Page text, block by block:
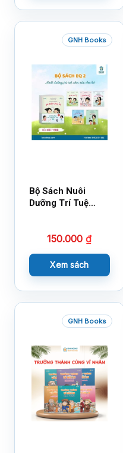
GNH Books
Bộ Sách Nuôi
Dưỡng Trí Tuệ
150.000₫
Xem sách
GNH Books